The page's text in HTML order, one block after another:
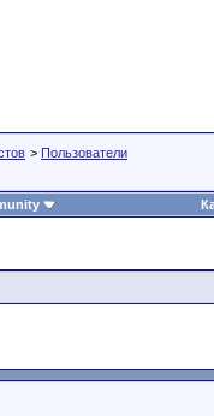
> Пользователи